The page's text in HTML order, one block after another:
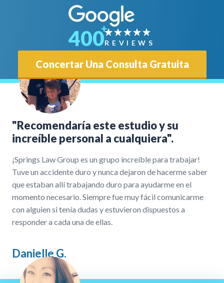
Concertar Una Consulta Gratuita
400REVIEWS
"Recomendaría este estudio y su
increíble personal a cualquiera".
¡Springs Law Group es un grupo increíble para trabajar!
Tuve un accidente duro y nunca dejaron de hacerme saber
que estaban allí trabajando duro para ayudarme en el
momento necesario. Siempre fue muy fácil comunicarme
con alguien si tenía dudas y estuvieron dispuestos a
responder a cada una de ellas.
Danielle G.